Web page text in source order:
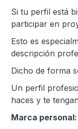
Si tu perfil está
participar en
Esto es
descripción
Dicho de forma
Un perfil
haces y te
Marca